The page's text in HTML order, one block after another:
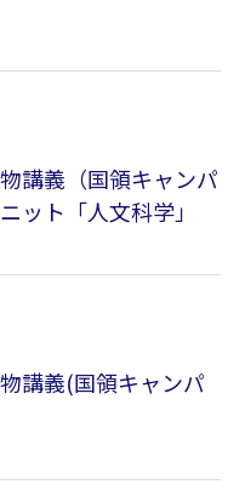
講義（国領キャンパ
ット「人文科学」
講義(国領キャンパ